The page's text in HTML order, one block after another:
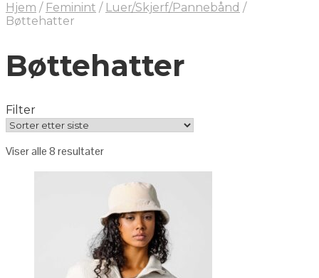
Hjem / Feminint / Luer/Skjerf/Pannebånd /
Bøttehatter
Bøttehatter
Filter
Viser alle 8 resultater